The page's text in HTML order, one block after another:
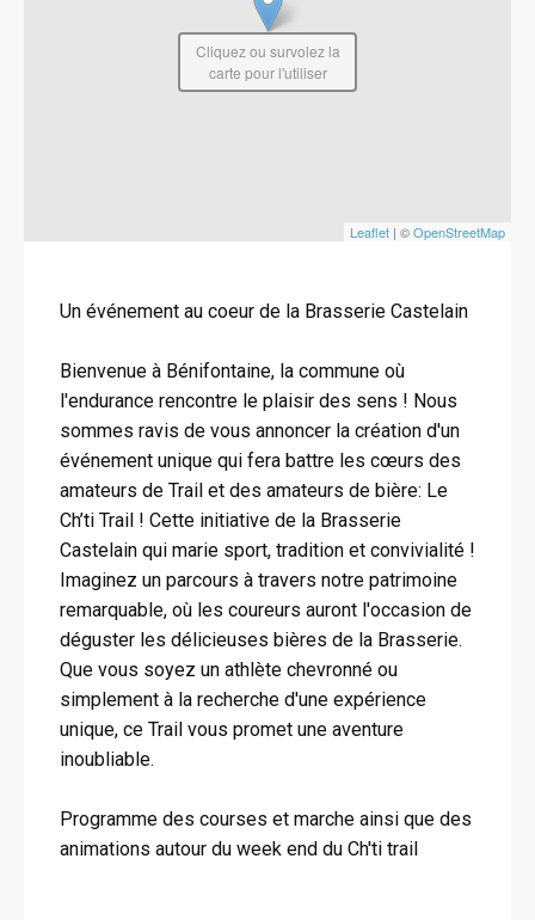
Leaflet | ©OpenStreetMap
Cliquez ou survolez la
carte pour l'utiliser
Un événement au coeur de la Brasserie Castelain
Bienvenue à Bénifontaine, la commune où
l'endurance rencontre le plaisir des sens ! Nous
sommes ravis de vous annoncer la création d'un
événement unique qui fera battre les cœurs des
amateurs de Trail et des amateurs de bière: Le
Ch’ti Trail ! Cette initiative de la Brasserie
Castelain qui marie sport, tradition et convivialité !
Imaginez un parcours à travers notre patrimoine
remarquable, où les coureurs auront l'occasion de
déguster les délicieuses bières de la Brasserie.
Que vous soyez un athlète chevronné ou
simplement à la recherche d'une expérience
unique, ce Trail vous promet une aventure
inoubliable.
Programme des courses et marche ainsi que des
animations autour du week end du Ch'ti trail